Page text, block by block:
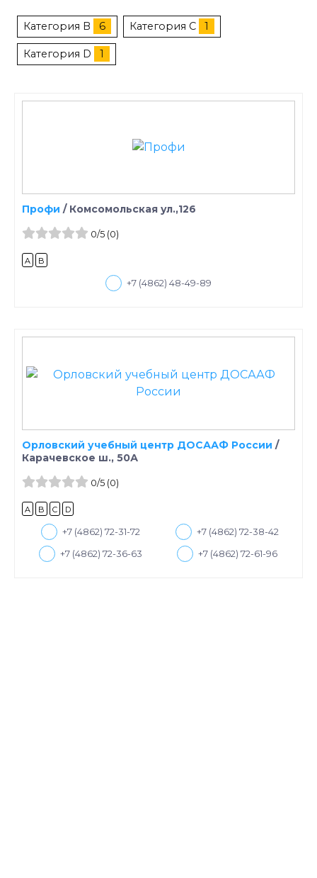
Категория B 6 Категория C 1
Категория D 1
Профи / Комсомольская ул.,126
0/5(0)
A B
+7 (4862) 48-49-89
Орловский учебный центр ДОСААФ России /
Карачевское ш., 50А
0/5(0)
A B C D
+7 (4862) 72-31-72 +7 (4862) 72-38-42
+7 (4862) 72-36-63 +7 (4862) 72-61-96